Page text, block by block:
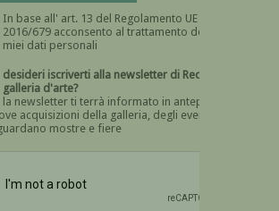
In base all' art. 13 del Regolamento UE n.
2016/679 acconsento al trattamento dei
miei dati personali
Devi dare il consenso
desideri iscriverti alla newsletter di Recta
galleria d'arte?
la newsletter ti terrà informato in anteprima
acquisizioni della galleria, degli eventi
mostre e fiere